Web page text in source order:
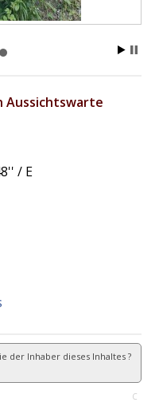
Aussichtswarte
/ E
der Inhaber dieses Inhaltes ?
C